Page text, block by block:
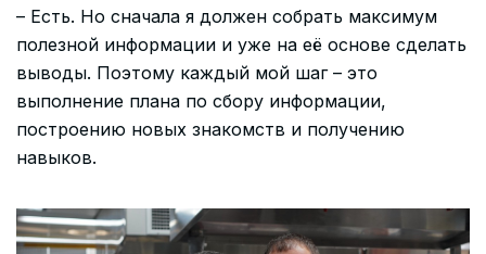
– Есть. Но сначала я должен собрать максимум
полезной информации и уже на её основе сделать
выводы. Поэтому каждый мой шаг – это
выполнение плана по сбору информации,
построению новых знакомств и получению
навыков.